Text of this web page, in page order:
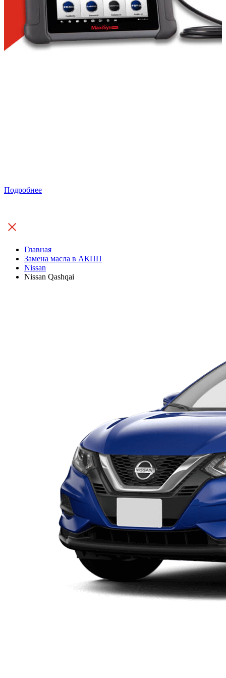
Подробнее
Главная
Замена масла в АКПП
Nissan
Nissan Qashqai